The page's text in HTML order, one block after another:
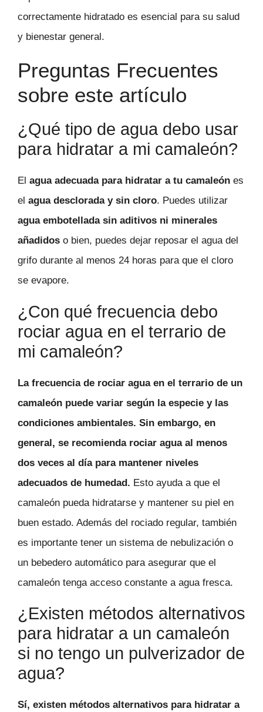
correctamente hidratado es esencial para su salud
y bienestar general.
Preguntas Frecuentes
sobre este artículo
¿Qué tipo de agua debo usar
para hidratar a mi camaleón?
El agua adecuada para hidratar a tu camaleón es
el agua desclorada y sin cloro. Puedes utilizar
agua embotellada sin aditivos ni minerales
añadidos o bien, puedes dejar reposar el agua del
grifo durante al menos 24 horas para que el cloro
se evapore.
¿Con qué frecuencia debo
rociar agua en el terrario de
mi camaleón?
La frecuencia de rociar agua en el terrario de un
camaleón puede variar según la especie y las
condiciones ambientales. Sin embargo, en
general, se recomienda rociar agua al menos
dos veces al día para mantener niveles
adecuados de humedad. Esto ayuda a que el
camaleón pueda hidratarse y mantener su piel en
buen estado. Además del rociado regular, también
es importante tener un sistema de nebulización o
un bebedero automático para asegurar que el
camaleón tenga acceso constante a agua fresca.
¿Existen métodos alternativos
para hidratar a un camaleón
si no tengo un pulverizador de
agua?
Sí, existen métodos alternativos para hidratar a